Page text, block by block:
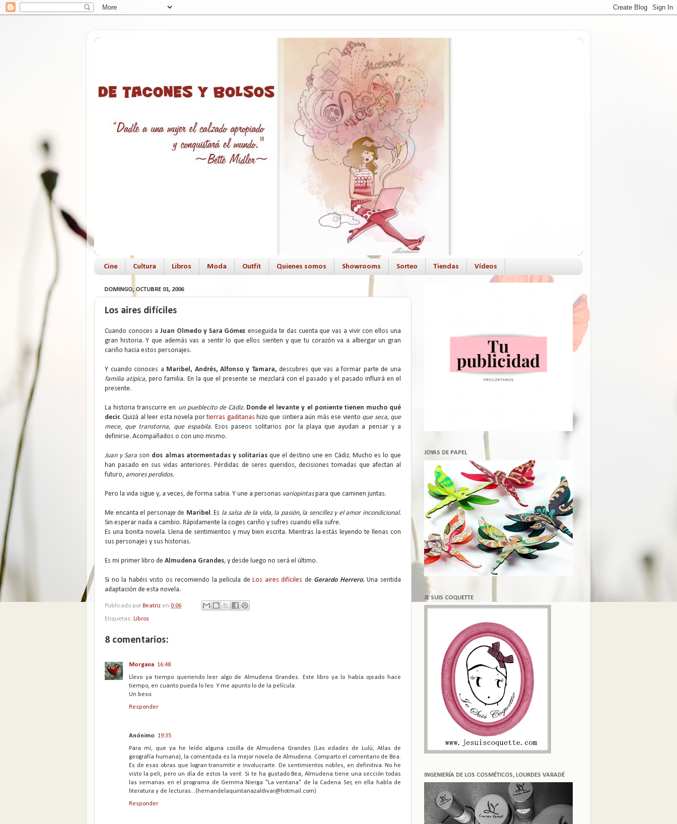
Cine Cultura Libros Moda Outfit Quienes somos Showrooms Sorteo Tiendas Vídeos
DOMINGO, OCTUBRE 01, 2006
Los aires difíciles
Cuando conoces a Juan Olmedo y Sara Gómez enseguida te das cuenta que vas a vivir con ellos una
gran historia. Y que además vas a sentir lo que ellos sienten y que tu corazón va a albergar un gran
cariño hacia estos personajes.
Y cuando conoces a Maribel, Andrés, Alfonso y Tamara, descubres que vas a formar parte de una
familia atípica, pero familia. En la que el presente se mezclará con el pasado y el pasado influirá en el
presente.
La historia transcurre en un pueblecito de Cádiz. Donde el levante y el poniente tienen mucho qué
decir. Quizá al leer esta novela portierras gaditanas hizo que sintiera aún más ese viento que seca, que
mece, que transtorna, que espabila. Esos paseos solitarios por la playa que ayudan a pensar y a
definirse. Acompañados o con uno mismo.
Juan y Sara son dos almas atormentadas y solitariasque el destino une en Cádiz. Mucho es lo que
han pasado en sus vidas anteriores. Pérdidas de seres queridos, decisiones tomadas que afectan al
futuro, amores perdidos.
Pero la vida sigue y, a veces, de forma sabia. Y une a personas variopintaspara que caminen juntas.
Me encanta el personaje de Maribel . Es la salsa de la vida, la pasión, la sencillez y el amor incondicional.
Sin esperar nada a cambio. Rápidamente la coges cariño y sufres cuando ella sufre.
Es una bonita novela. Llena de sentimientos y muy bien escrita. Mientras la estás leyendo te llenas con
sus personajes y sus historias.
Es mi primer libro de Almudena Grandes, y desde luego no será el último.
Si no la habéis visto os recomiendo la película de Los aires difíciles de Gerardo Herrero. Una sentida
adaptación de esta novela.
Publicado por Beatriz en 0:06
Etiquetas: Libros
8 comentarios:
Morgana 16:48
Llevo ya tiempo queriendo leer algo de Almudena Grandes. Este libro ya lo había ojeado hace
tiempo, en cuanto pueda lo leo. Y me apunto lo de la película.
Un beso.
Responder
Anónimo 19:35
Para mí, que ya he leído alguna cosilla de Almudena Grandes (Las edades de Lulú, Atlas de
geografía humana), la comentada es la mejor novela de Almudena. Comparto el comentario de Bea.
Es de esas obras que logran transmitir e involucrarte. De sentimientos nobles, en definitiva. No he
visto la peli, pero un día de estos la veré. Si te ha gustado Bea, Almudena tiene una sección todas
las semanas en el programa de Gemma Nierga "La ventana" de la Cadena Ser, en ella habla de
literatura y de lecturas...(hernandelaquintanazaldivar@hotmail.com)
Responder
JOYAS DE PAPEL
JE SUIS COQUETTE
INGENIERÍA DE LOS COSMÉTICOS, LOURDES VARADÉ